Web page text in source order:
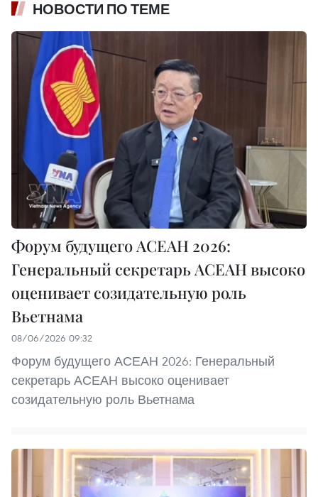
НОВОСТИ ПО ТЕМЕ
Форум будущего АСЕАН 2026:
Генеральный секретарь АСЕАН высоко
оценивает созидательную роль
Вьетнама
08/06/2026 09:32
Форум будущего АСЕАН 2026: Генеральный
секретарь АСЕАН высоко оценивает
созидательную роль Вьетнама